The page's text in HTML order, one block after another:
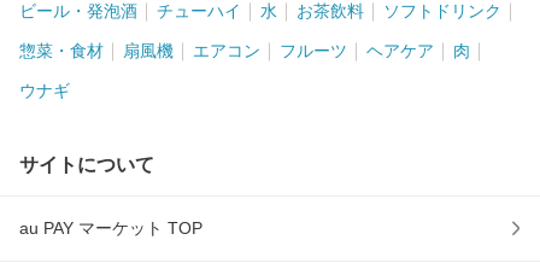
ビール・発泡酒 チューハイ 水 お茶飲料 ソフトドリンク
惣菜・食材 扇風機 エアコン フルーツ ヘアケア 肉
ウナギ
サイトについて
au PAY マーケット TOP